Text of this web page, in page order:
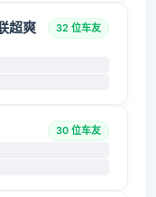
超爽
32 位车友
30 位车友